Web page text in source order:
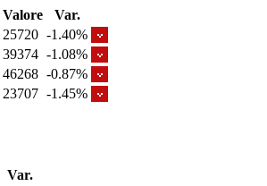
Valore
Var.
25720 -1.40%
39374 -1.08%
46268 -0.87%
23707 -1.45%
Var.